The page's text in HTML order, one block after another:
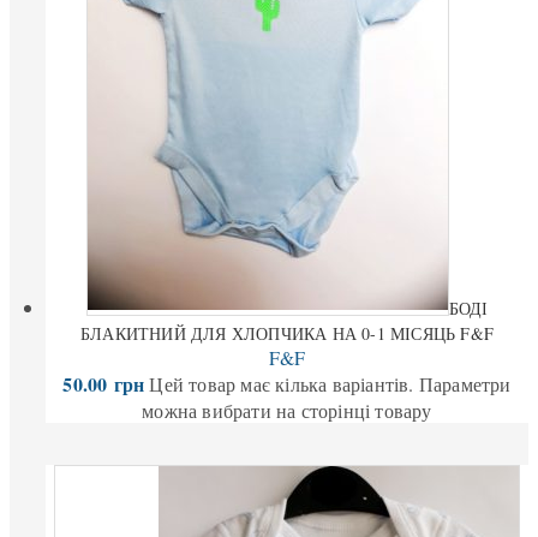
БОДІ
БЛАКИТНИЙ ДЛЯ ХЛОПЧИКА НА 0-1 МІСЯЦЬ F&F
F&F
50.00 грн Цей товар має кілька варіантів. Параметри
можна вибрати на сторінці товару